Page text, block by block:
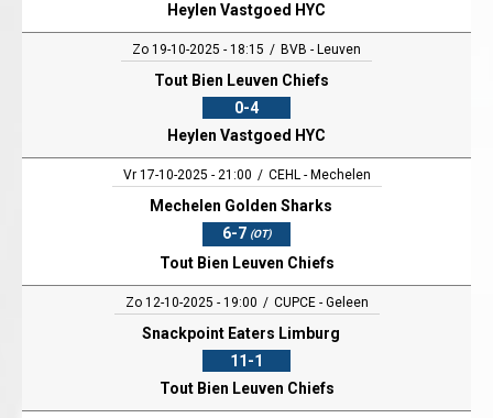
Heylen Vastgoed HYC
Zo 19-10-2025 - 18:15 BVB - Leuven
Tout Bien Leuven Chiefs
0-4
Heylen Vastgoed HYC
Vr 17-10-2025 - 21:00 CEHL - Mechelen
Mechelen Golden Sharks
6-7 (OT)
Tout Bien Leuven Chiefs
Zo 12-10-2025 - 19:00 CUPCE - Geleen
Snackpoint Eaters Limburg
11-1
Tout Bien Leuven Chiefs